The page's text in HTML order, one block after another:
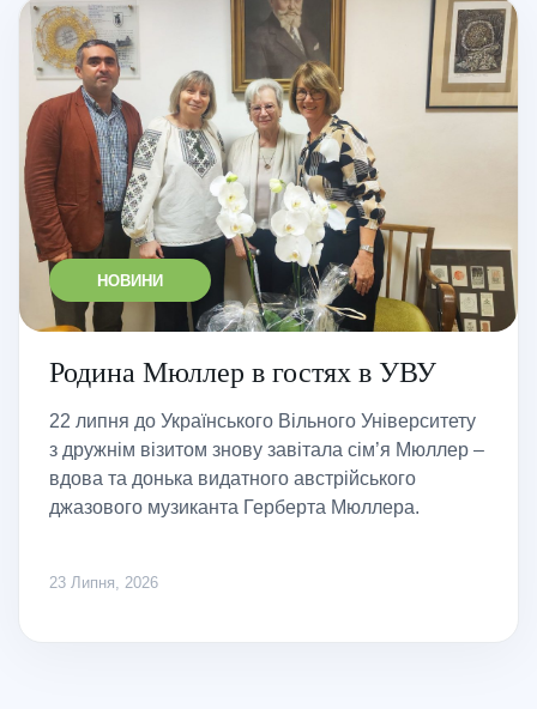
НОВИНИ
Родина Мюллер в гостях в УВУ
22 липня до Українського Вільного Університету
з дружнім візитом знову завітала сім’я Мюллер –
вдова та донька видатного австрійського
джазового музиканта Герберта Мюллера.
23 Липня, 2026